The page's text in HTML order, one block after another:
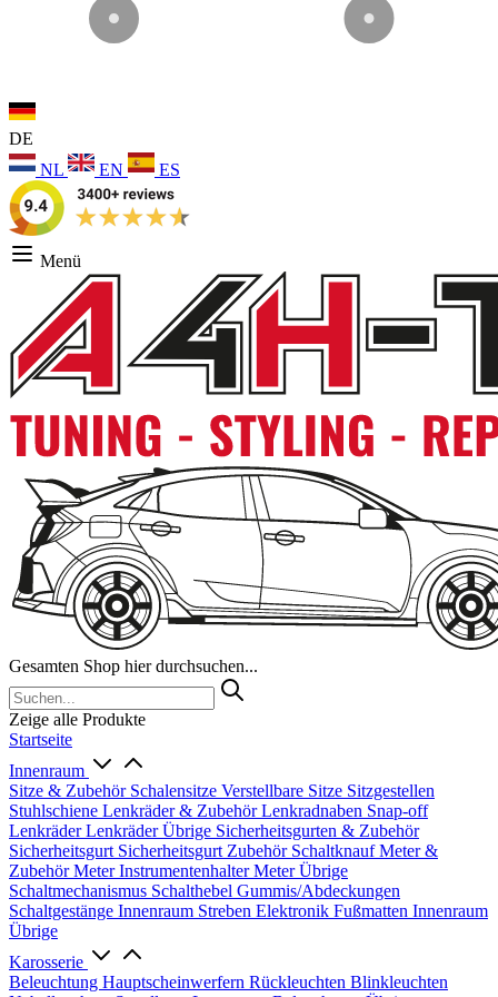
DE
NL
EN ES
Menü
Gesamten Shop hier durchsuchen...
Zeige alle Produkte
Startseite
Innenraum
Sitze & Zubehör Schalensitze Verstellbare Sitze Sitzgestellen
Stuhlschiene Lenkräder & ZubehörLenkradnaben Snap-off
LenkräderLenkräder Übrige Sicherheitsgurten & Zubehör
Sicherheitsgurt Sicherheitsgurt Zubehör SchaltknaufMeter &
ZubehörMeterInstrumentenhalterMeter Übrige
Schaltmechanismus Schalthebel Gummis/Abdeckungen
Schaltgestänge Innenraum Streben Elektronik Fußmatten Innenraum
Übrige
Karosserie
Beleuchtung Hauptscheinwerfern Rückleuchten Blinkleuchten